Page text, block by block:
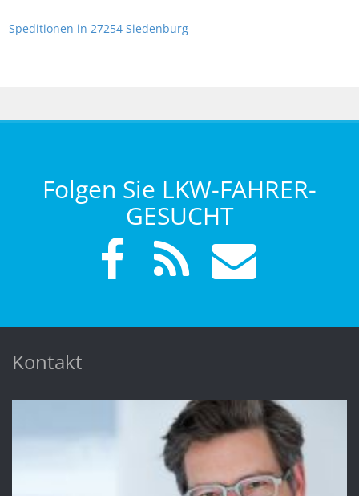
Speditionen in 27254 Siedenburg
Folgen Sie LKW-FAHRER-
GESUCHT
Kontakt